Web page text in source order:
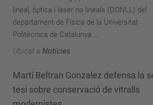
lineal, òptica i làser no lineals (DONLL) del
departament de Física de la Universitat
Politècnica de Catalunya ...
Ubicat a Notícies
Martí Beltran Gonzalez defensa la
tesi sobre conservació de vitralls